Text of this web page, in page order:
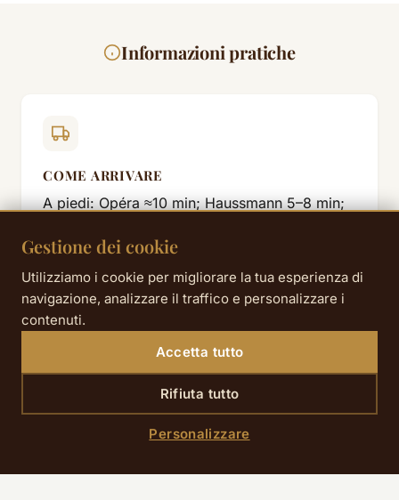
Informazioni pratiche
COME ARRIVARE
A piedi: Opéra ≈10 min; Haussmann 5–8 min;
≈15 min. Metro: linee 3/12/13 a Saint-Lazare,
linea 7 a Le Peletier, linea 9 a Chaussée
d’Antin–La Fayette. Bus lungo Haussmann e
Madeleine; Noctilien da Saint-Lazare.
IL NOSTRO CONSIGLIO
Gestione dei cookie
Utilizziamo i cookie per migliorare la tua esperienza di
navigazione, analizzare il traffico e personalizzare i
contenuti.
Accetta tutto
Rifiuta tutto
Personalizzare